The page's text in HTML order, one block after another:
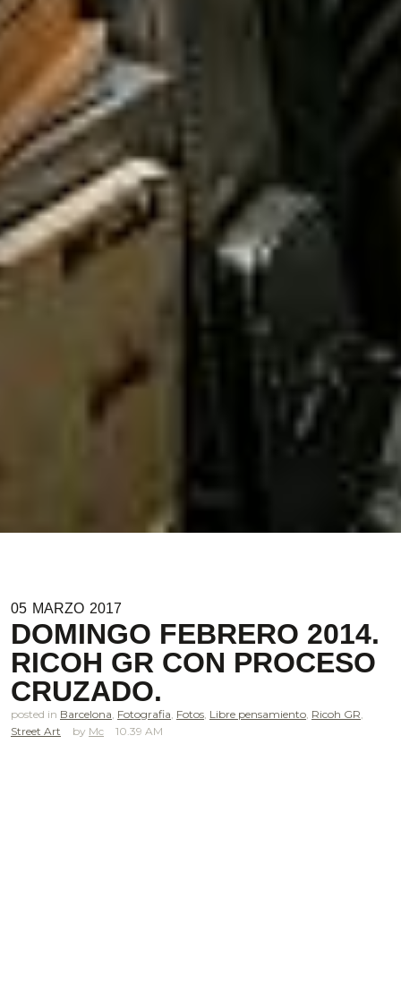
05 MARZO 2017
DOMINGO FEBRERO 2014.
RICOH GR CON PROCESO
CRUZADO.
posted in Barcelona Fotografia Fotos Libre pensamiento Ricoh GR
Street Art
Mc 10.39 AM